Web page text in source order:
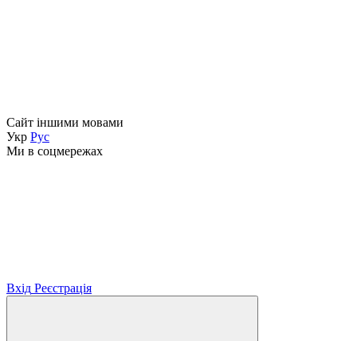
Сайт іншими мовами
Укр Рус
Ми в соцмережах
Вхід Реєстрація